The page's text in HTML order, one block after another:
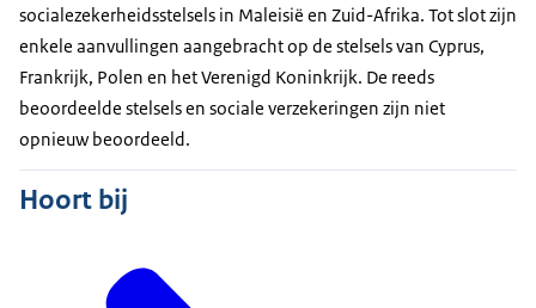
socialezekerheidsstelsels in Maleisië en Zuid-Afrika. Tot slot zijn
enkele aanvullingen aangebracht op de stelsels van Cyprus,
Frankrijk, Polen en het Verenigd Koninkrijk. De reeds
beoordeelde stelsels en sociale verzekeringen zijn niet
opnieuw beoordeeld.
Hoort bij